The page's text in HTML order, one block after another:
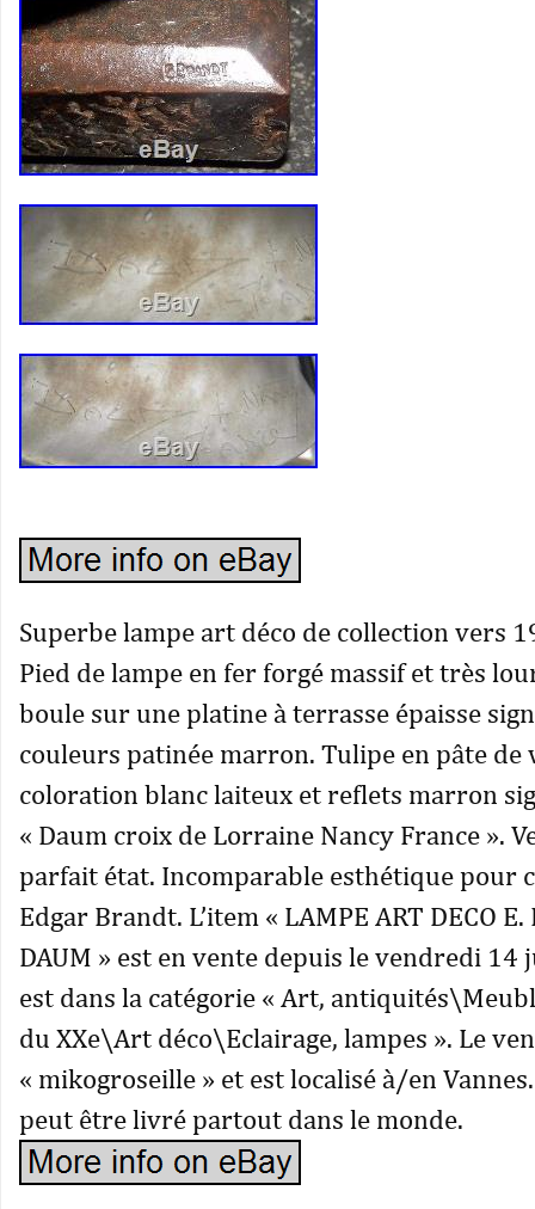
Superbe lampe art déco de collection vers
Pied de lampe en fer forgé massif et très
boule sur une platine à terrasse épaisse
couleurs patinée marron. Tulipe en pâte de
coloration blanc laiteux et reflets marron
« Daum croix de Lorraine Nancy France ».
parfait état. Incomparable esthétique pour
Edgar Brandt. L’item « LAMPE ART DECO
DAUM » est en vente depuis le vendredi
est dans la catégorie « Art,
du XXe\Art déco\Eclairage, lampes ». Le
« mikogroseille » et est localisé à/en
peut être livré partout dans le monde.